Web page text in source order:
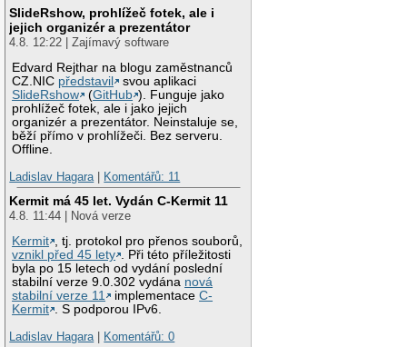
SlideRshow, prohlížeč fotek, ale i
jejich organizér a prezentátor
4.8. 12:22 | Zajímavý software
Edvard Rejthar na blogu zaměstnanců
CZ.NIC představil
svou aplikaci
SlideRshow
(GitHub ). Funguje jako
prohlížeč fotek, ale i jako jejich
organizér a prezentátor. Neinstaluje se,
běží přímo v prohlížeči. Bez serveru.
Offline.
Ladislav Hagara| Komentářů: 11
Kermit má 45 let. Vydán C-Kermit 11
4.8. 11:44 | Nová verze
Kermit , tj. protokol pro přenos souborů,
vznikl před 45 lety . Při této příležitosti
byla po 15 letech od vydání poslední
stabilní verze 9.0.302 vydána nová
stabilní verze 11
implementaceC-
Kermit . S podporou IPv6.
Ladislav Hagara| Komentářů: 0